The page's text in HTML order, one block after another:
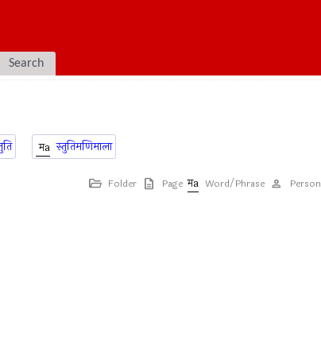
Search
स्तुतिमणिमाला
Folder Page Word/Phrase Person